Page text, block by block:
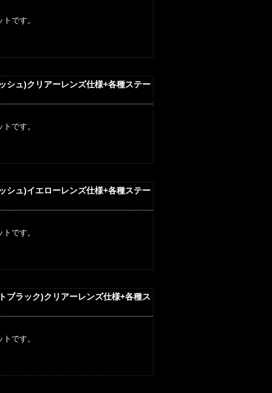
です。
シュ)クリアーレンズ仕様+各種ステー
です。
シュ)イエローレンズ仕様+各種ステー
です。
ブラック)クリアーレンズ仕様+各種ス
です。